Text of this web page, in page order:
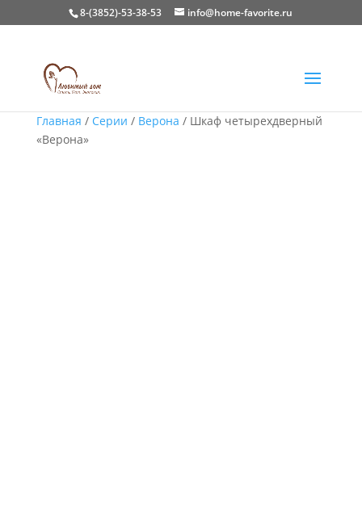
8-(3852)-53-38-53 info@home-favorite.ru
Главная / Серии / Верона / Шкаф четырехдверный
«Верона»